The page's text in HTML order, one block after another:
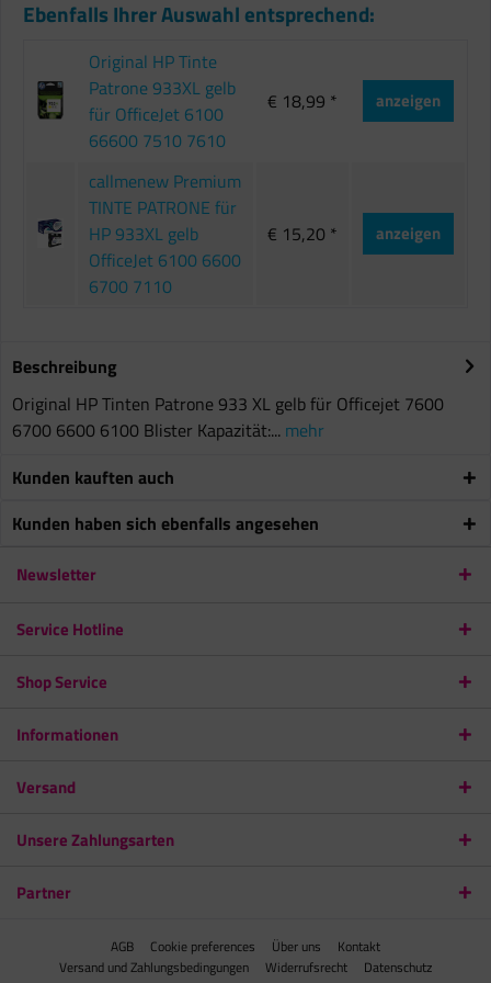
Ebenfalls Ihrer Auswahl entsprechend:
Original HP Tinte
Patrone 933XL gelb
für OfficeJet 6100
66600 7510 7610
€ 18,99 * anzeigen
callmenew Premium
TINTE PATRONE für
HP 933XL gelb
OfficeJet 6100 6600
6700 7110
€ 15,20 * anzeigen
Beschreibung
Original HP Tinten Patrone 933 XL gelb für Officejet 7600
6700 6600 6100 Blister Kapazität:... mehr
Kunden kauften auch
Kunden haben sich ebenfalls angesehen
Newsletter
Service Hotline
Shop Service
Informationen
Versand
Unsere Zahlungsarten
Partner
AGB Cookie preferences Über uns
Kontakt
Versand und Zahlungsbedingungen
Widerrufsrecht
Datenschutz